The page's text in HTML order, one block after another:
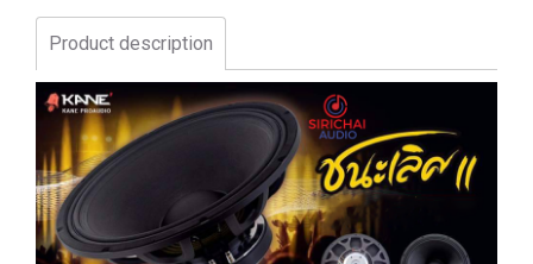
Product description